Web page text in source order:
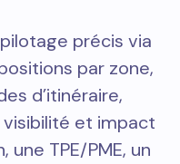
précis via
par zone,
d’itinéraire,
et impact
une TPE/PME, un